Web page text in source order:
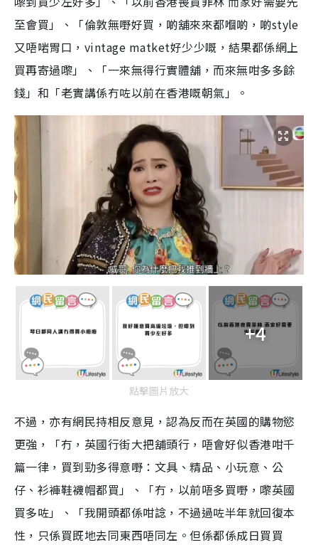
至會買」、「倫敦無嘢好買，啲舖來來都嗰啲，啲style
又唔啱胃口，vintage matket好少少嘅，結果都係網上
買再寄過嚟」、「一來無得行實體舖，而來無咁多多餘
錢」和「老實講係冇咗以前在香港嘅朝氣」。
+4
點擊圖片放大
不過，亦有網民持相反意見，認為反而在英國的購物慾
更強，「冇，英國行街大把舖頭行，唔會好似香港咁千
篇一律，買到勁多得意嘢：文具、精品、小玩意、公
仔、衫褲鞋襪帽都買」、「冇，以前唔多買嘢，嚟英國
買多咗」、「我開頭都係咁諗，不過過咗半年就回復本
性，只係買既地去同東西唔同左。但係都係成日買買